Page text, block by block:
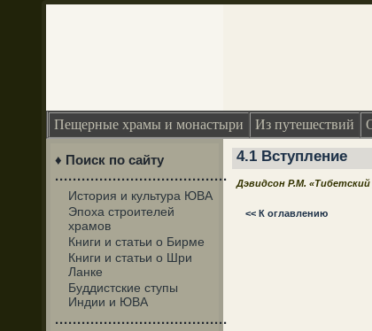
Пещерные храмы и монастыри Из путешествий
♦ Поиск по сайту
·······································
История и культура ЮВА
Эпоха строителей
храмов
Книги и статьи о Бирме
Книги и статьи о Шри
Ланке
Буддистские ступы
Индии и ЮВА
·······································
4.1 Вступление
Дэвидсон Р.М.
<< К оглавлению